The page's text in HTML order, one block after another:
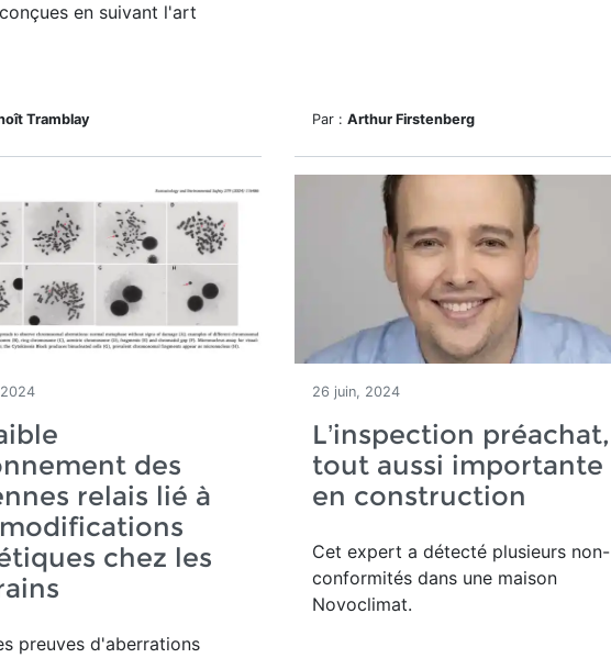
en suivant l'art
Tramblay Par : Arthur Firstenberg
des
relais lié à
chez les
preuves d'aberrations
26 juin, 2024
L’inspection préachat,
tout aussi importante
en construction
Cet expert a détecté plusieurs non-
conformités dans une maison
Novoclimat.